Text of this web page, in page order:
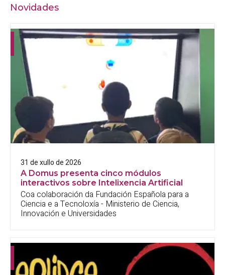
Novidades
31 de xullo de 2026
A Domus presenta cinco módulos
interactivos sobre Intelixencia Artificial
Coa colaboración da Fundación Española para a
Ciencia e a Tecnoloxía - Ministerio de Ciencia,
Innovación e Universidades